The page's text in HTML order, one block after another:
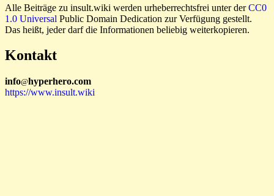
Alle Beiträge zu insult.wiki werden urheberrechtsfrei unter derCC0
1.0 Universal Public Domain Dedication zur Verfügung gestellt.
Das heißt, jeder darf die Informationen beliebig weiterkopieren.
Kontakt
info@hyperhero.com
https://www.insult.wiki